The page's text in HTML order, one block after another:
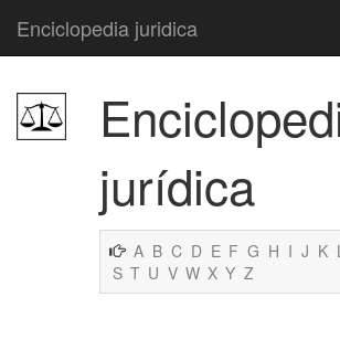
Enciclopedia juridica
jurídica
A B C D E F G H I J K
S T U V W X Y Z